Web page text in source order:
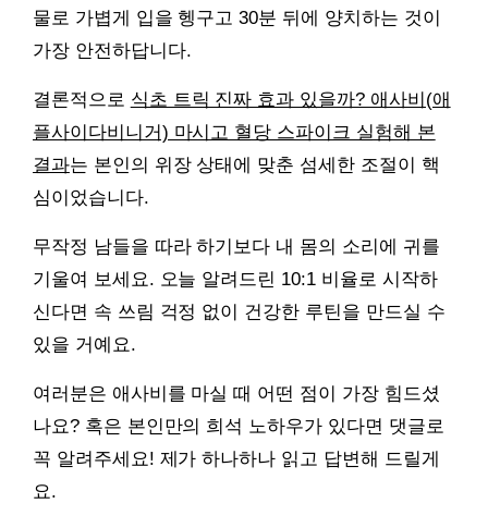
물로 가볍게 입을 헹구고 30분 뒤에 양치하는 것이
가장 안전하답니다.
결론적으로 식초 트릭 진짜 효과 있을까? 애사비(애
플사이다비니거) 마시고 혈당 스파이크 실험해 본
결과는 본인의 위장 상태에 맞춘 섬세한 조절이 핵
심이었습니다.
무작정 남들을 따라 하기보다 내 몸의 소리에 귀를
기울여 보세요. 오늘 알려드린 10:1 비율로 시작하
신다면 속 쓰림 걱정 없이 건강한 루틴을 만드실 수
있을 거예요.
여러분은 애사비를 마실 때 어떤 점이 가장 힘드셨
나요? 혹은 본인만의 희석 노하우가 있다면 댓글로
꼭 알려주세요! 제가 하나하나 읽고 답변해 드릴게
요.